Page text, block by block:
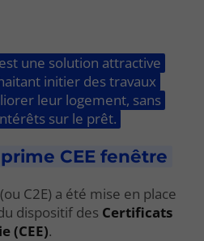
une solution attractive
initier des travaux
leur logement, sans
sur le prêt.
CEE fenêtre
(ou C2E) a été mise en place
dispositif des Certificats
(CEE).